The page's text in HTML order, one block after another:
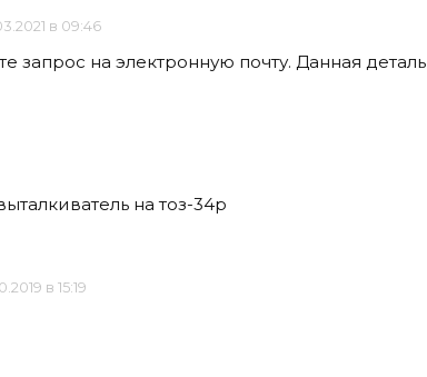
в 09:46
запрос на электронную почту. Данная деталь
на тоз-34р
в 15:19